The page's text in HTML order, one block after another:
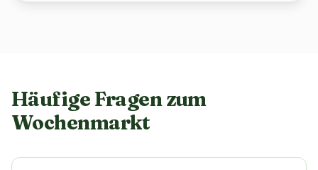
Häufige Fragen zum
Wochenmarkt